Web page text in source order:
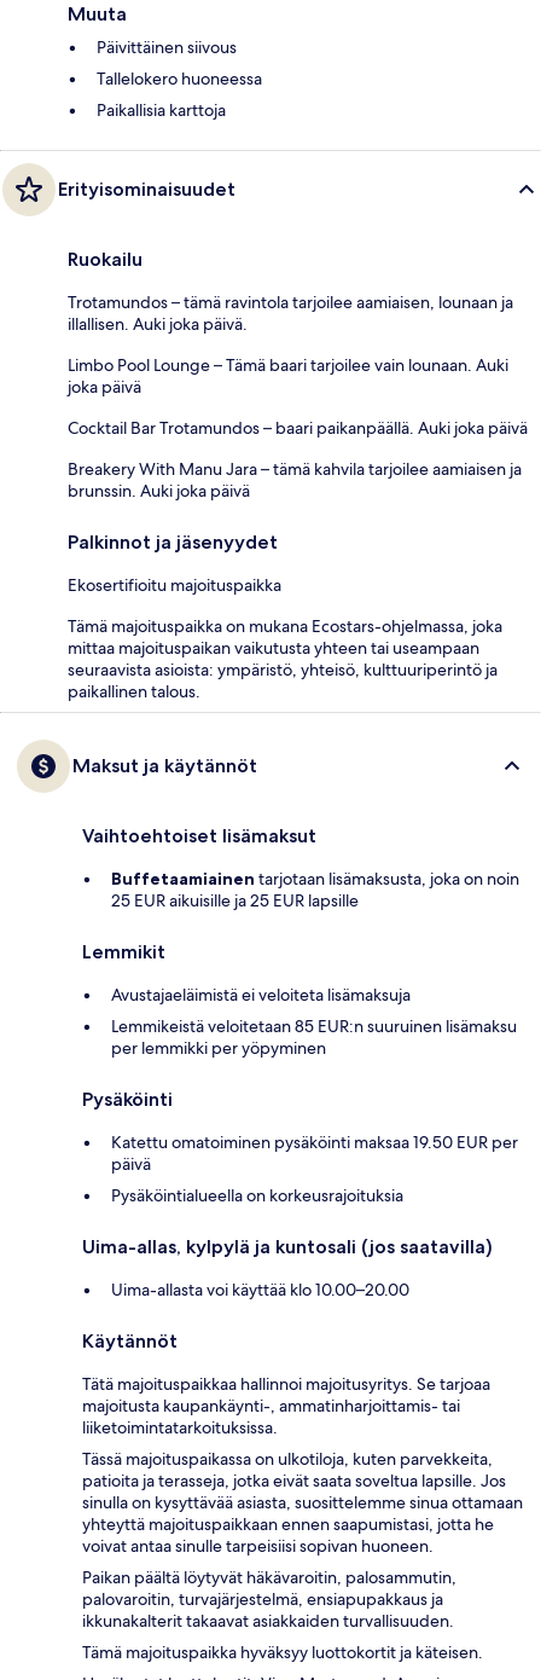
Muuta
Päivittäinen siivous
Tallelokero huoneessa
Paikallisia karttoja
Erityisominaisuudet
Ruokailu
Trotamundos – tämä ravintola tarjoilee aamiaisen, lounaan ja
illallisen. Auki joka päivä.
Limbo Pool Lounge – Tämä baari tarjoilee vain lounaan. Auki
joka päivä
Cocktail Bar Trotamundos – baari paikanpäällä. Auki joka päivä
Breakery With Manu Jara – tämä kahvila tarjoilee aamiaisen ja
brunssin. Auki joka päivä
Palkinnot ja jäsenyydet
Ekosertifioitu majoituspaikka
Tämä majoituspaikka on mukana Ecostars-ohjelmassa, joka
mittaa majoituspaikan vaikutusta yhteen tai useampaan
seuraavista asioista: ympäristö, yhteisö, kulttuuriperintö ja
paikallinen talous.
Maksut ja käytännöt
Vaihtoehtoiset lisämaksut
Buffetaamiainen tarjotaan lisämaksusta, joka on noin
25 EUR aikuisille ja 25 EUR lapsille
Lemmikit
Avustajaeläimistä ei veloiteta lisämaksuja
Lemmikeistä veloitetaan 85 EUR:n suuruinen lisämaksu
per lemmikki per yöpyminen
Pysäköinti
Katettu omatoiminen pysäköinti maksaa 19.50 EUR per
päivä
Pysäköintialueella on korkeusrajoituksia
Uima-allas, kylpylä ja kuntosali (jos saatavilla)
Uima-allasta voi käyttää klo 10.00–20.00
Käytännöt
Tätä majoituspaikkaa hallinnoi majoitusyritys. Se tarjoaa
majoitusta kaupankäynti-, ammatinharjoittamis- tai
liiketoimintatarkoituksissa.
Tässä majoituspaikassa on ulkotiloja, kuten parvekkeita,
patioita ja terasseja, jotka eivät saata soveltua lapsille. Jos
sinulla on kysyttävää asiasta, suosittelemme sinua ottamaan
yhteyttä majoituspaikkaan ennen saapumistasi, jotta he
voivat antaa sinulle tarpeisiisi sopivan huoneen.
Paikan päältä löytyvät häkävaroitin, palosammutin,
palovaroitin, turvajärjestelmä, ensiapupakkaus ja
ikkunakalterit takaavat asiakkaiden turvallisuuden.
Tämä majoituspaikka hyväksyy luottokortit ja käteisen.